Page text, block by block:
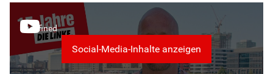
undefined
Social-Media-Inhalte anzeigen